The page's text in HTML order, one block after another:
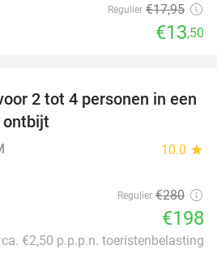
Regulier €17,95
€13,50
29%
2 tot 4 personen in een
ontbijt
10.0 star
Regulier €280
€198
ca. €2,50 p.p.p.n. toeristenbelasting